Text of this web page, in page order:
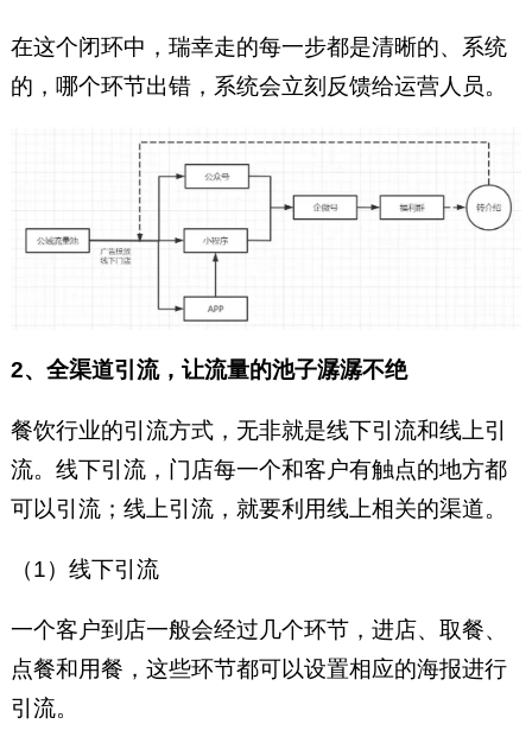
在这个闭环中，瑞幸走的每一步都是清晰的、系统
的，哪个环节出错，系统会立刻反馈给运营人员。
2、全渠道引流，让流量的池子潺潺不绝
餐饮行业的引流方式，无非就是线下引流和线上引
流。线下引流，门店每一个和客户有触点的地方都
可以引流；线上引流，就要利用线上相关的渠道。
（1）线下引流
一个客户到店一般会经过几个环节，进店、取餐、
点餐和用餐，这些环节都可以设置相应的海报进行
引流。